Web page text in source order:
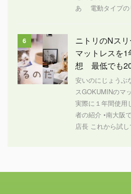
あ 電動タイプの
6
ニトリのNス
マットレスを
想 最低でも
安いのにじょうぶ
スGOKUMINのマ
実際に１年間使用
者の紹介 •南大阪
店長 これから試